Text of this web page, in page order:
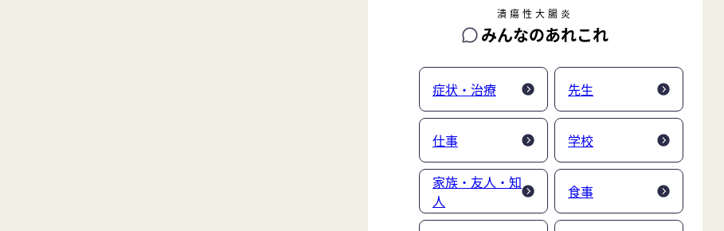
潰瘍性大腸炎
みんなのあれこれ
症状・治療 先生
仕事 学校
家族・友人・知
人
食事